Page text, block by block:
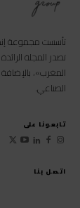
اتصل بنا
تصدر المجلة
المغرب»،
الصناعي.
تابعونا على